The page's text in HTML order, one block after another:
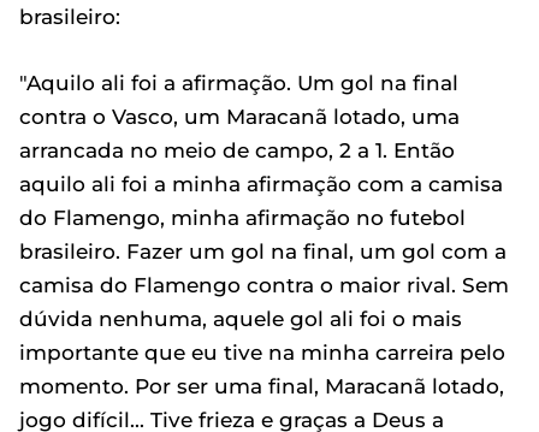
brasileiro:
"Aquilo ali foi a afirmação. Um gol na final
contra o Vasco, um Maracanã lotado, uma
arrancada no meio de campo, 2 a 1. Então
aquilo ali foi a minha afirmação com a camisa
do Flamengo, minha afirmação no futebol
brasileiro. Fazer um gol na final, um gol com a
camisa do Flamengo contra o maior rival. Sem
dúvida nenhuma, aquele gol ali foi o mais
importante que eu tive na minha carreira pelo
momento. Por ser uma final, Maracanã lotado,
jogo difícil... Tive frieza e graças a Deus a